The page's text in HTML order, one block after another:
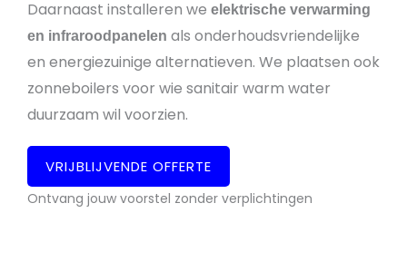
Daarnaast installeren we elektrische verwarming
en infraroodpanelen als onderhoudsvriendelijke
en energiezuinige alternatieven. We plaatsen ook
zonneboilers voor wie sanitair warm water
duurzaam wil voorzien.
VRIJBLIJVENDE OFFERTE
Ontvang jouw voorstel zonder verplichtingen